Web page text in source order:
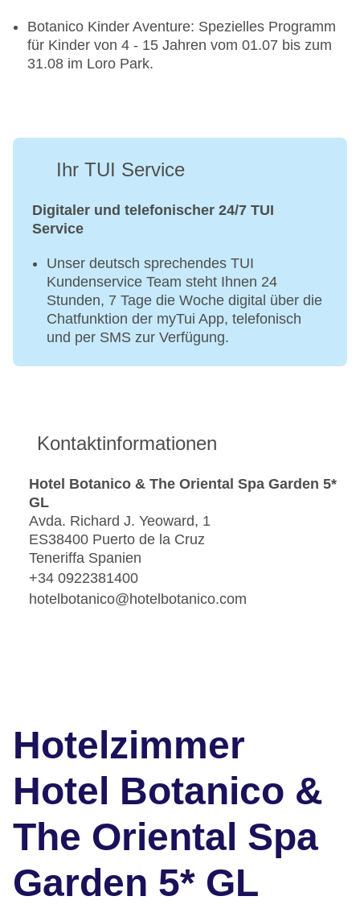
Heilgymnastik, Packungen (Natur, Moor)
Beauty-/Kosmetikanwendungen: Anti-Aging,
Cellulite-Behandlung, Peeling, Modellagen,
Botanico Kinder Aventure: Spezielles Programm
für Kinder von 4 - 15 Jahren vom 01.07 bis zum
31.08 im Loro Park.
Ihr TUI Service
Digitaler und telefonischer 24/7 TUI
Service
Unser deutsch sprechendes TUI
Kundenservice Team steht Ihnen 24
Stunden, 7 Tage die Woche digital über die
Chatfunktion der myTui App, telefonisch
und per SMS zur Verfügung.
Kontaktinformationen
Hotel Botanico & The Oriental Spa Garden 5*
GL
Avda. Richard J. Yeoward, 1
ES38400 Puerto de la Cruz
Teneriffa Spanien
+34 0922381400
hotelbotanico@hotelbotanico.com
Hotelzimmer
Hotel Botanico &
The Oriental Spa
Garden 5* GL